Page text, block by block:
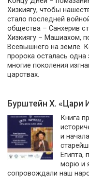
Хизкиягу, чтобы
стало последней
общества – Санхерив
Хизкиягу – Машиахом,
Всевышнего на земле.
пророка осталась одна
многие поколения
царствах.
Бурштейн Х. «Цари
Книга
и
Египта,
морю и
сопровождали наш